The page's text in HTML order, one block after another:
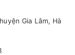
Gia Lâm, Hà